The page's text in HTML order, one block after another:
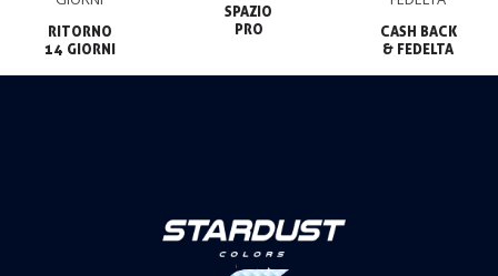
RITORNO
14 GIORNI
SPAZIO
PRO
CASH BACK
& FEDELTA